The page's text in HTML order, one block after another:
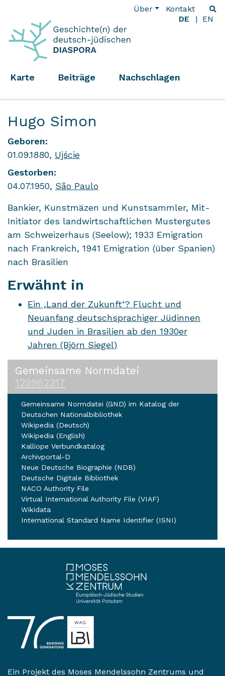
Über
Kontakt
DE
EN
Karte Beiträge Nachschlagen
Hugo Simon
Geboren:
01.09.1880, Ujście
Gestorben:
04.07.1950, São Paulo
Bankier, Kunstmäzen und Kunstsammler, Mit-
Initiator des landwirtschaftlichen Mustergutes
am Schweizerhaus (Seelow); 1933 Emigration
nach Frankreich, 1941 Emigration (über Spanien)
nach Brasilien
Erwähnt in
Ein ‚Land der Zukunft‘? Flucht und
Neuanfang deutschsprachiger Jüdinnen
und Juden in Brasilien ab den 1930er
Jahren (Björn Siegel)
Gemeinsame Normdatei
129962317
Gemeinsame Normdatei (GND) im Katalog der
Deutschen Nationalbibliothek
Wikipedia (Deutsch)
Wikipedia (English)
Kalliope Verbundkatalog
Archivportal-D
Neue Deutsche Biographie (NDB)
Deutsche Digitale Bibliothek
NACO Authority File
Virtual International Authority File (VIAF)
Wikidata
International Standard Name Identifier (ISNI)
Ein Projekt des Moses Mendelssohn Zentrums und